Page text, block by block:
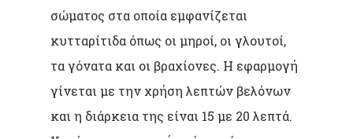
σώματος στα οποία εμφανίζεται
κυτταρίτιδα όπως οι μηροί, οι γλουτοί,
τα γόνατα και οι βραχίονες. Η εφαρμογή
γίνεται με την χρήση λεπτών βελόνων
και η διάρκεια της είναι 15 με 20 λεπτά.